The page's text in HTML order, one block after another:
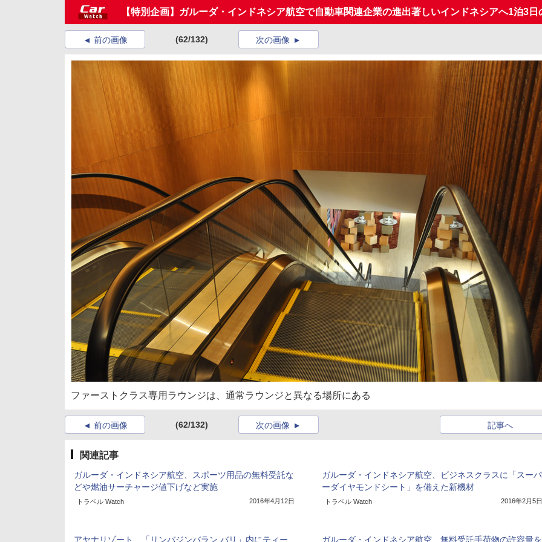
【特別企画】ガルーダ・インドネシア航空で自動車関連企業の進出著しいインドネシアへ1泊3日
前の画像 (62/132) 次の画像
ファーストクラス専用ラウンジは、通常ラウンジと異なる場所にある
前の画像 (62/132) 記事へ
次の画像
関連記事
ガルーダ・インドネシア航空、スポーツ用品の無料受託な
どや燃油サーチャージ値下げなど実施
トラベル Watch 2016年4月12日
ガルーダ・インドネシア航空、ビジネスクラスに「スーパ
ーダイヤモンドシート」を備えた新機材
トラベル Watch 2016年2月5日
アヤナリゾート、「リンバジンバラン バリ」内にティー ガルーダ・インドネシア航空、無料受託手荷物の許容量を